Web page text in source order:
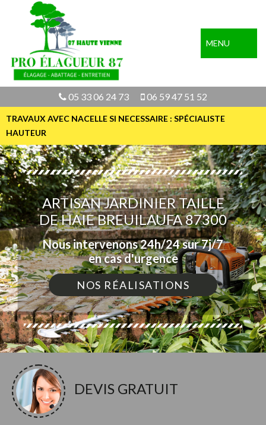
MENU
05 33 06 24 73 06 59 47 51 52
TRAVAUX AVEC NACELLE SI NECESSAIRE : SPÉCIALISTE
HAUTEUR
ARTISAN JARDINIER TAILLE
DE HAIE BREUILAUFA 87300
Nous intervenons 24h/24 sur 7j/7
en cas d'urgence
NOS RÉALISATIONS
DEVIS GRATUIT